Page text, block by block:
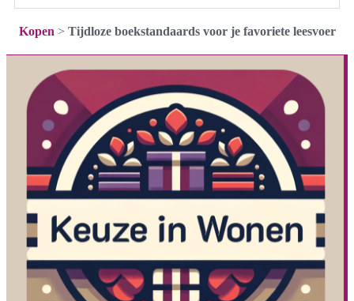
Kopen > Tijdloze boekstandaards voor je favoriete leesvoer